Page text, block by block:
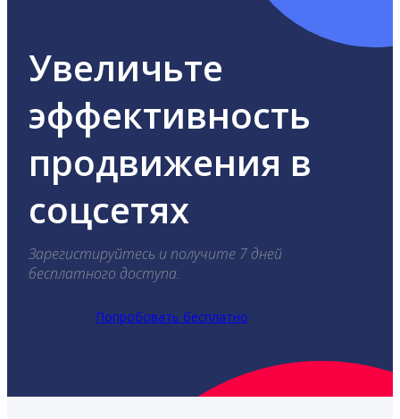
Увеличьте
эффективность
продвижения в
соцсетях
Зарегистируйтесь и получите 7 дней
бесплатного доступа.
Попробовать бесплатно